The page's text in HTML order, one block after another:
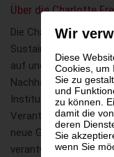
Wir
Diese
Cookies, um
Sie zu
und
zu können.
damit die
deren
Sie
wenn Sie
Über die Charlotte
Die Charlotte
Sustainability baut
auf und verbindet
Nachhaltigkeit und
Institution in den
Verantwortung und
neue Generation von
verantwortungsvolle